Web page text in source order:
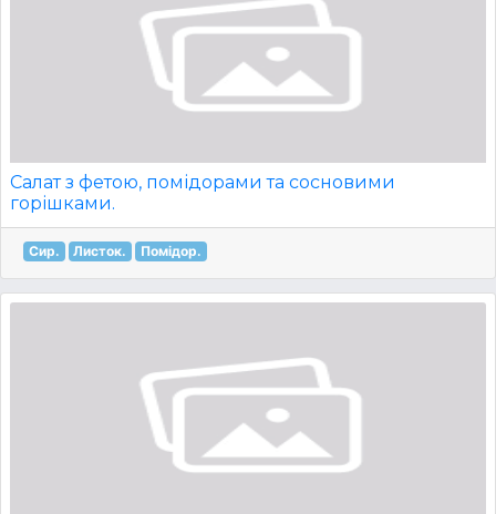
Салат з фетою, помідорами та сосновими
горішками.
Сир. Листок. Помідор.